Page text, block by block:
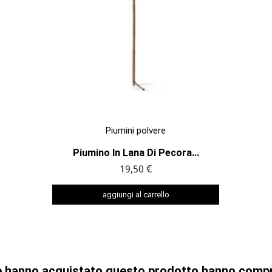
Piumini polvere
Piumino In Lana Di Pecora...
19,50 €
aggiungi al carrello
ANTEPRIMA